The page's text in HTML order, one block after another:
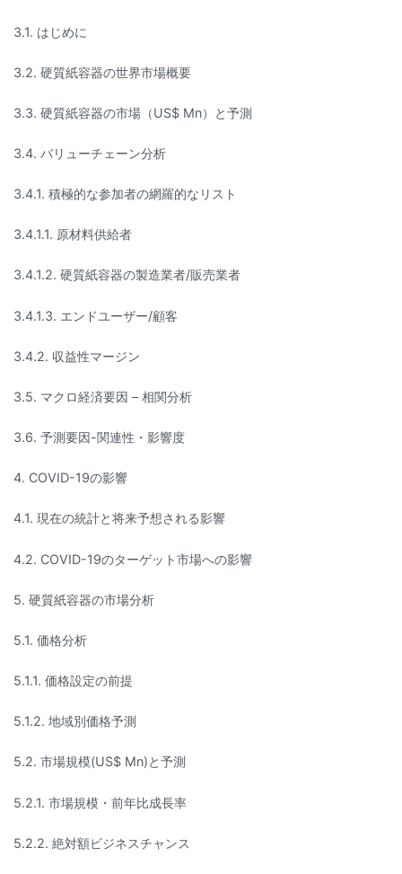
3.1. はじめに
3.2. 硬質紙容器の世界市場概要
3.3. 硬質紙容器の市場（US$ Mn）と予測
3.4. バリューチェーン分析
3.4.1. 積極的な参加者の網羅的なリスト
3.4.1.1. 原材料供給者
3.4.1.2. 硬質紙容器の製造業者/販売業者
3.4.1.3. エンドユーザー/顧客
3.4.2. 収益性マージン
3.5. マクロ経済要因 – 相関分析
3.6. 予測要因-関連性・影響度
4. COVID-19の影響
4.1. 現在の統計と将来予想される影響
4.2. COVID-19のターゲット市場への影響
5. 硬質紙容器の市場分析
5.1. 価格分析
5.1.1. 価格設定の前提
5.1.2. 地域別価格予測
5.2. 市場規模(US$ Mn)と予測
5.2.1. 市場規模・前年比成長率
5.2.2. 絶対額ビジネスチャンス